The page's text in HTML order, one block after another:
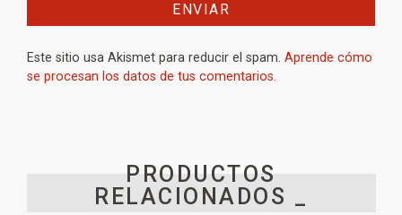
Este sitio usa Akismet para reducir el spam. Aprende cómo
se procesan los datos de tus comentarios.
PRODUCTOS
RELACIONADOS _